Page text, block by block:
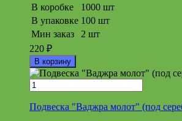
В коробке
1000 шт
В упаковке 100 шт
Мин заказ
2 шт
220 ₽
В корзину
Подвеска "Ваджра молот" (под